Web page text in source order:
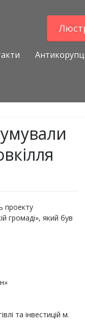
проекту
громаді», який був
та інвестицій м.